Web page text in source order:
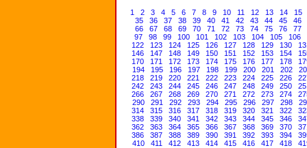
1 2 3 4 5 6 7 8 9 10 11 12 13 14
15
35
36 37 38 39 40 41 42 43 44 45
46
66
67 68 69 70 71 72 73 74 75 76
77
97
98 99 100 101 102 103 104 105
106
122
123 124 125 126 127 128 129 130
146
147 148 149 150 151 152 153 154
170
171 172 173 174 175 176 177 178
194
195 196 197 198 199 200 201 202
218
219 220 221 222 223 224 225 226
242
243 244 245 246 247 248 249 250
266
267 268 269 270 271 272 273 274
290
291 292 293 294 295 296 297 298
314
315 316 317 318 319 320 321 322
338
339 340 341 342 343 344 345 346
362
363 364 365 366 367 368 369 370
386
387 388 389 390 391 392 393 394
410
411 412 413 414 415 416 417 418